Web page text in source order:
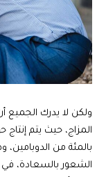
ولكن لا يدرك الجميع
بالمئة من
الشعور بالسعادة، في